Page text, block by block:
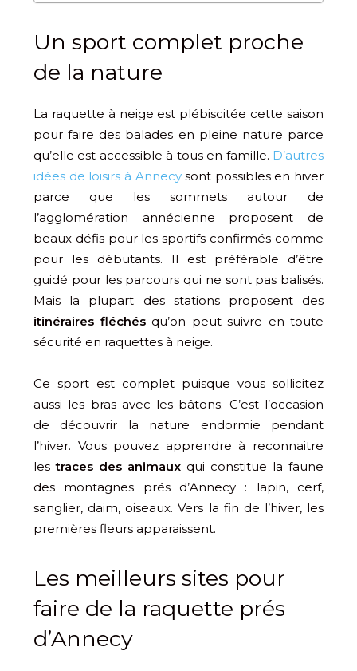
Un sport complet proche
de la nature
La raquette à neige est plébiscitée cette saison
pour faire des balades en pleine nature parce
qu’elle est accessible à tous en famille. D’autres
idées de loisirs à Annecysont possibles en hiver
parce que les sommets autour de
l’agglomération annécienne proposent de
beaux défis pour les sportifs confirmés comme
pour les débutants. Il est préférable d’être
guidé pour les parcours qui ne sont pas balisés.
Mais la plupart des stations proposent des
itinéraires fléchésqu’on peut suivre en toute
sécurité en raquettes à neige.
Ce sport est complet puisque vous sollicitez
aussi les bras avec les bâtons. C’est l’occasion
de découvrir la nature endormie pendant
l’hiver. Vous pouvez apprendre à reconnaitre
lestraces des animaux qui constitue la faune
des montagnes prés d’Annecy : lapin, cerf,
sanglier, daim, oiseaux. Vers la fin de l’hiver, les
premières fleurs apparaissent.
Les meilleurs sites pour
faire de la raquette prés
d’Annecy